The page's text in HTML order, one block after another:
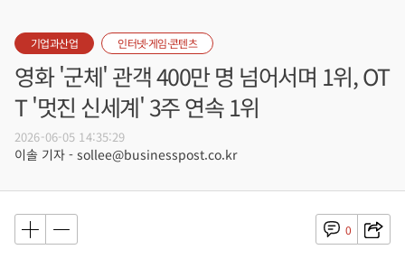
기업과산업 인터넷·게임·콘텐츠
영화 '군체' 관객 400만 명 넘어서며 1위, OT
T '멋진 신세계' 3주 연속 1위
2026-06-05 14:35:29
이솔 기자 - sollee@businesspost.co.kr
0